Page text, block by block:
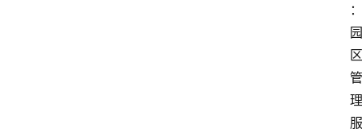
：
园
区
管
理
服